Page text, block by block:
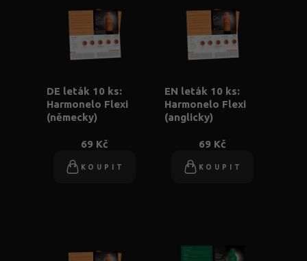
DE leták 10 ks:
Harmonelo Flexi
(německy)
69 Kč
KOUPIT
EN leták 10 ks:
Harmonelo Flexi
(anglicky)
69 Kč
KOUPIT